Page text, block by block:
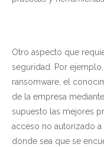
Otro aspecto que
seguridad. Por
ransomware, el
de la empresa
supuesto las mejores
acceso no autorizado
donde sea que se